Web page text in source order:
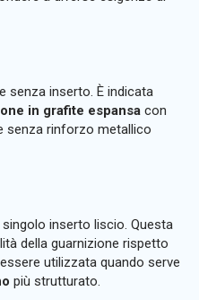
senza inserto. È indicata
in grafite espansa con
senza rinforzo metallico
inserto liscio. Questa
della guarnizione rispetto
utilizzata quando serve
più strutturato.